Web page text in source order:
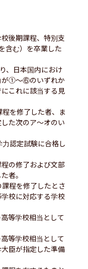
後期課程、特別支
含む）を卒業した
、日本国内におけ
が①〜⑥のいずれか
これに該当する見
を修了した者、ま
た次のア〜オのい
認定試験に合格し
の修了および文部
者。
程を修了したとさ
校に対応する学校
等学校相当として
等学校相当として
臣が指定した準備